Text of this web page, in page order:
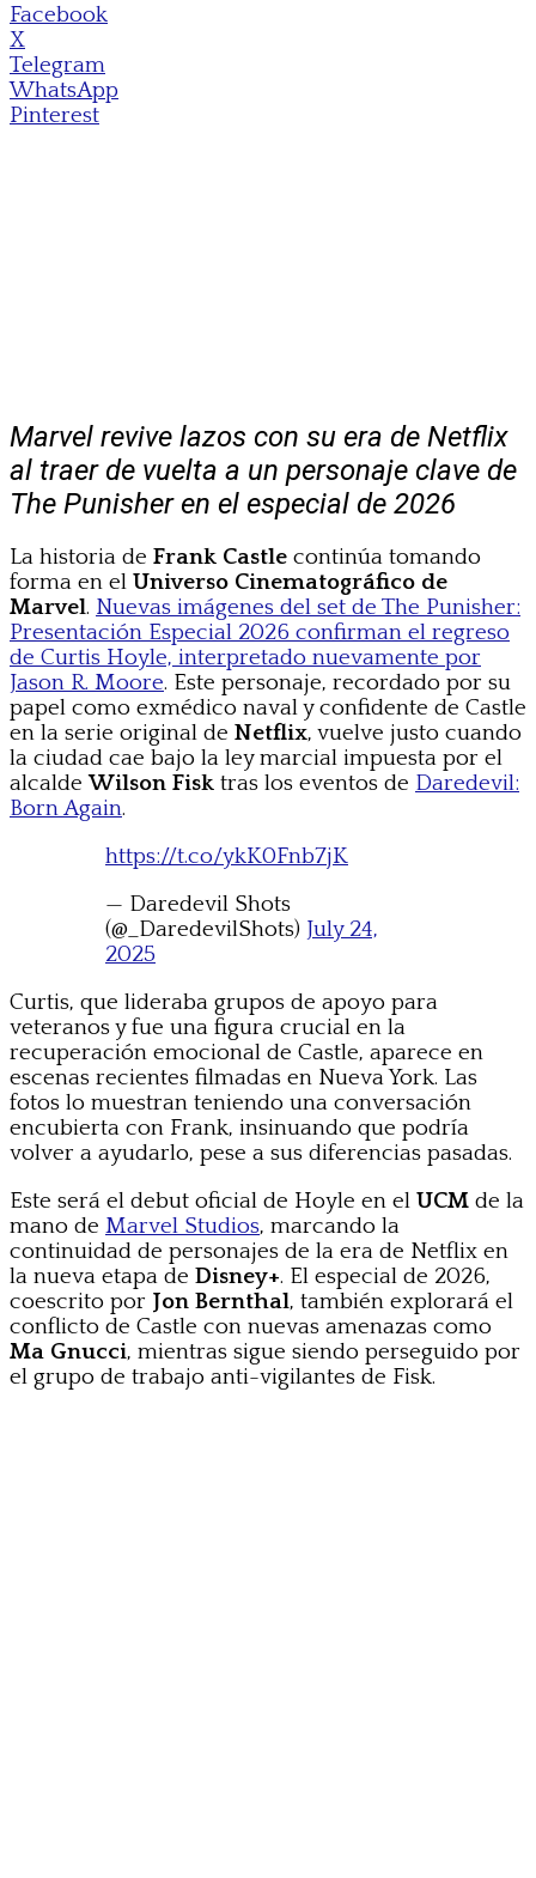
Facebook
X
Telegram
WhatsApp
Pinterest
Marvel revive lazos con su era de Netflix
al traer de vuelta a un personaje clave de
The Punisher en el especial de 2026
La historia de Frank Castle continúa tomando
forma en el Universo Cinematográfico de
Marvel. Nuevas imágenes del set de The Punisher:
Presentación Especial 2026 confirman el regreso
de Curtis Hoyle, interpretado nuevamente por
Jason R. Moore. Este personaje, recordado por su
papel como exmédico naval y confidente de Castle
en la serie original de Netflix, vuelve justo cuando
la ciudad cae bajo la ley marcial impuesta por el
alcaldeWilson Fisk tras los eventos de Daredevil:
Born Again.
https://t.co/ykK0Fnb7jK
— Daredevil Shots
(@_DaredevilShots) July 24,
2025
Curtis, que lideraba grupos de apoyo para
veteranos y fue una figura crucial en la
recuperación emocional de Castle, aparece en
escenas recientes filmadas en Nueva York. Las
fotos lo muestran teniendo una conversación
encubierta con Frank, insinuando que podría
volver a ayudarlo, pese a sus diferencias pasadas.
Este será el debut oficial de Hoyle en el UCM de la
mano de Marvel Studios, marcando la
continuidad de personajes de la era de Netflix en
la nueva etapa de Disney+. El especial de 2026,
coescrito por Jon Bernthal, también explorará el
conflicto de Castle con nuevas amenazas como
Ma Gnucci, mientras sigue siendo perseguido por
el grupo de trabajo anti-vigilantes de Fisk.